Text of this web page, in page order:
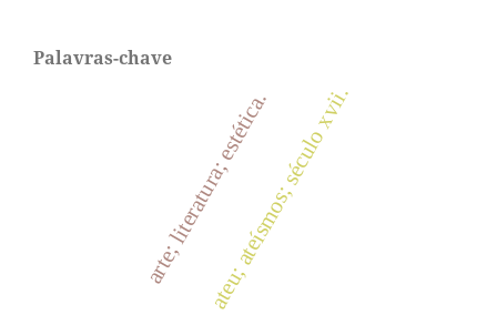
Palavras-chave
arte; literatura; estética.
ateu; ateísmos; século xvii.